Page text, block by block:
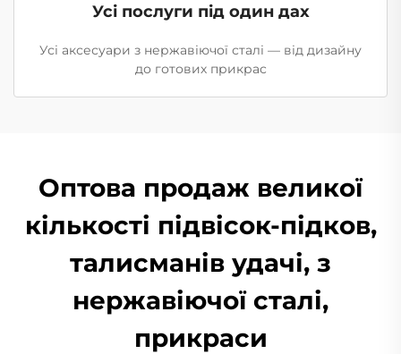
Усі послуги під один дах
Усі аксесуари з нержавіючої сталі — від дизайну
до готових прикрас
Оптова продаж великої
кількості підвісок-підков,
талисманів удачі, з
нержавіючої сталі,
прикраси